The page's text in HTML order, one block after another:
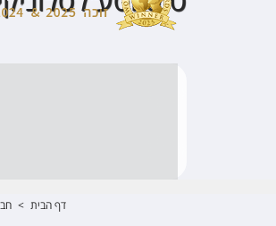
דף הבית >